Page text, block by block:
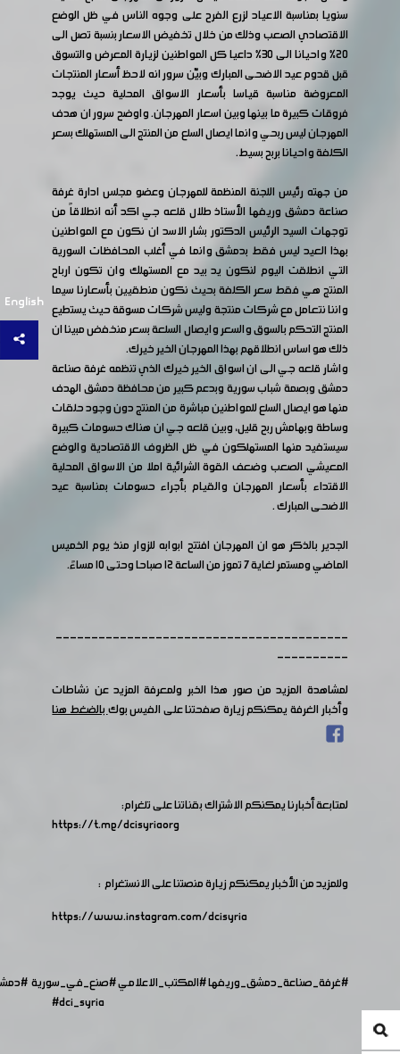
English
سنويا بمناسبة الاعياد لزرع الفرح على وجوه الناس في ظل الوضع
الاقتصادي الصعب وذلك من خلال تخفيض الاسعار بنسبة تصل الى
٢٠% واحيانا الى ٣٠% داعيا كل المواطنين لزيارة المعرض والتسوق
قبل قدوم عيد الاضحى المبارك وبيّن سرور انه لاحظ أسعار المنتجات
المعروضة مناسبة قياسا بأسعار الاسواق المحلية حيث يوجد
فروقات كبيرة ما بينها وبين اسعار المهرجان. واوضح سرور ان هدف
المهرجان ليس ربحي وانما ايصال السلع من المنتج الى المستهلك بسعر
الكلفة واحيانا بربح بسيط.
من جهته رئيس اللجنة المنظمة للمهرجان وعضو مجلس ادارة غرفة
صناعة دمشق وريفها الأستاذ طلال قلعه جي اكد أنه انطلاقاً من
توجهات السيد الرئيس الدكتور بشار الاسد ان نكون مع المواطنين
بهذا العيد ليس فقط بدمشق وانما في أغلب المحافظات السورية
التي انطلقت اليوم لنكون يد بيد مع المستهلك وان تكون ارباح
المنتج هي فقط سعر الكلفة بحيث نكون منطقيين بأسعارنا سيما
واننا نتعامل مع شركات منتجة وليس شركات مسوقة حيث يستطيع
المنتج التحكم بالسوق والسعر وايصال السلعة بسعر منخفض مبينا ان
ذلك هو اساس انطلاقهم بهذا المهرجان الخير خيرك.
واشار قلعه جي الى ان اسواق الخير خيرك الذي تنظمه غرفة صناعة
دمشق وبصمة شباب سورية وبدعم كبير من محافظة دمشق الهدف
منها هو ايصال السلع للمواطنين مباشرة من المنتج دون وجود حلقات
وساطة وبهامش ربح قليل، وبين قلعه جي ان هناك حسومات كبيرة
سيستفيد منها المستهلكون في ظل الظروف الاقتصادية والوضع
المعيشي الصعب وضعف القوة الشرائية املا من الاسواق المحلية
الاقتداء بأسعار المهرجان والقيام بأجراء حسومات بمناسبة عيد
الاضحى المبارك .
الجدير بالذكر هو ان المهرجان افتتح ابوابه للزوار منذ يوم الخميس
الماضي ومستمر لغاية ٧ تموز من الساعة ١٢ صباحا وحتى ١٠ مساءً.
-----------------------------------------
----------
لمشاهدة المزيد من صور هذا الخبر ولمعرفة المزيد عن نشاطات
وأخبار الغرفة يمكنكم زيارة صفحتنا على الفيس بوكبالضغط هنا
لمتابعة أخبارنا يمكنكم الاشتراك بقناتنا على تلغرام:
https://t.me/dcisyriaorg
وللمزيد من الأخبار يمكنكم زيارة منصتنا على الانستغرام :
https://www.instagram.com/dcisyria​
#غرفة_صناعة_دمشق_وريفها#المكتب_الاعلامي#صنع_في_سورية
#dci_syria